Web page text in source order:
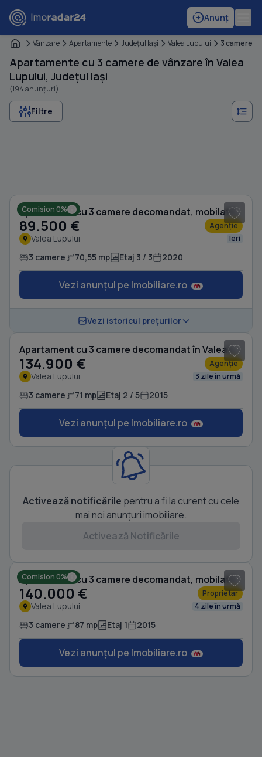
Anunț
Vânzare Apartamente Judeţul Iaşi Valea Lupului 3 camere
Apartamente cu 3 camere de vânzare în Valea
Lupului, Județul Iași
(194 anunțuri)
Filtre
Comision 0% Apartament cu 3 camere decomandat, mobilat în Valea Lupului
89.500 € Agenție
Valea Lupului Ieri
3 camere 70,55 mp Etaj 3 / 3 2020
Vezi anunțul pe Imobiliare.ro
Vezi istoricul prețurilor
Apartament cu 3 camere decomandat în Valea Lupului
134.900 € Agenție
Valea Lupului 3 zile în urmă
3 camere 71 mp Etaj 2 / 5 2015
Vezi anunțul pe Imobiliare.ro
Activează notificările pentru a fi la curent cu cele
mai noi anunțuri imobiliare.
Activează Notificările
Comision 0% Apartament cu 3 camere decomandat, mobilat în Valea Lupului
140.000 € Proprietar
Valea Lupului 4 zile în urmă
3 camere 87 mp Etaj 1 2015
Vezi anunțul pe Imobiliare.ro